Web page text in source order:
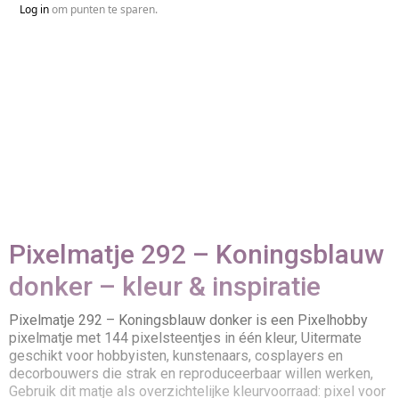
Log inom punten te sparen.
Pixelmatje 292 – Koningsblauw
donker – kleur & inspiratie
Pixelmatje 292 – Koningsblauw donker is een Pixelhobby
pixelmatje met 144 pixelsteentjes in één kleur, Uitermate
geschikt voor hobbyisten, kunstenaars, cosplayers en
decorbouwers die strak en reproduceerbaar willen werken,
Gebruik dit matje als overzichtelijke kleurvoorraad: pixel voor